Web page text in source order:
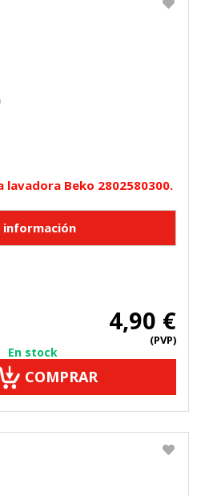
Beko 2802580300.
4,90 €
(PVP)
En stock
COMPRAR
DE COOKIES